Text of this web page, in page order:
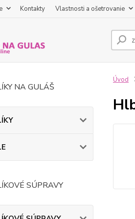
Kontakty Vlastnosti a ošetrovanie
NA GULÁŠ
SÚPRAVY
Úvod